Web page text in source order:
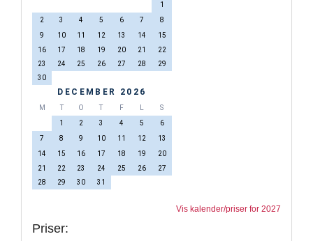
1
2
3 4 5 6 7
8
9
10 11 12 13 14
15
16
17 18 19 20 21
22
23
24 25 26 27 28
29
30
DECEMBER 2026
M T O T F
S
1
2 3 4 5
6
7
8 9 10 11 12
13
14
15 16 17 18 19
20
21
22 23 24 25 26
27
28
29 30 31
Vis kalender/priser for 2027
Priser: